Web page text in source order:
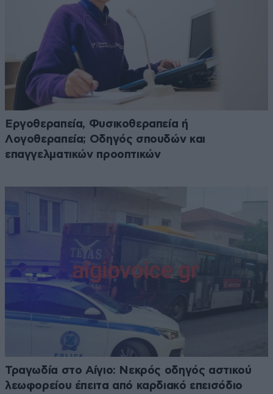
Εργοθεραπεία, Φυσικοθεραπεία ή
Λογοθεραπεία; Οδηγός σπουδών και
επαγγελματικών προοπτικών
Τραγωδία στο Αίγιο: Νεκρός οδηγός αστικού
λεωφορείου έπειτα από καρδιακό επεισόδιο